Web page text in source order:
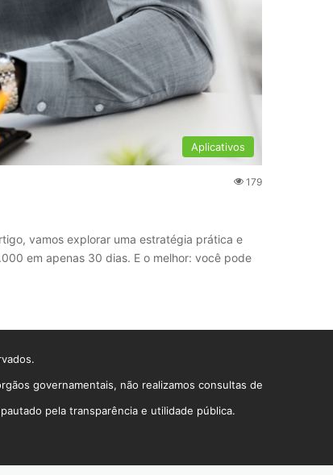
Aplicativos
179
vamos explorar uma estratégia prática e
em apenas 30 dias. E o melhor: você pode
governamentais, não realizamos consultas de
pela transparência e utilidade pública.